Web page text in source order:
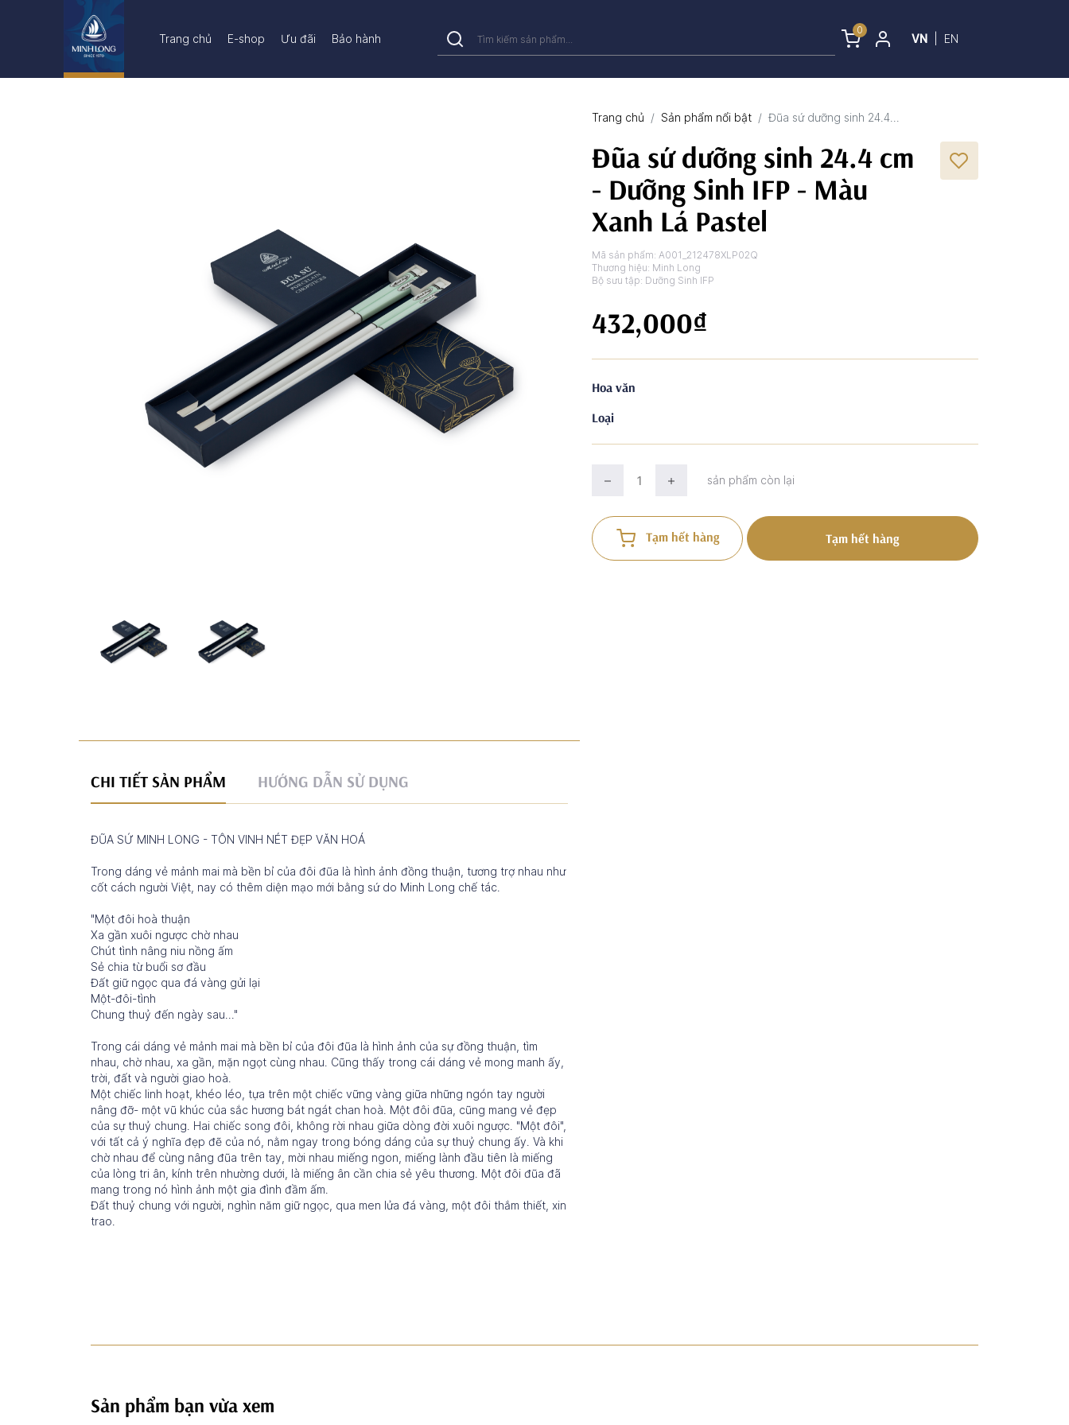
Trang chủ E-shop Ưu đãi Bảo hành
0
VN EN
Trang chủ Sản phẩm nổi bật Đũa sứ dưỡng sinh 24.4...
Đũa sứ dưỡng sinh 24.4 cm
- Dưỡng Sinh IFP - Màu
Xanh Lá Pastel
Mã sản phẩm:A001_212478XLP02Q
Thương hiệu: Minh Long
Bộ sưu tập: Dưỡng Sinh IFP
432,000₫
Hoa văn
Loại
sản phẩm còn lại
Tạm hết hàng Tạm hết hàng
CHI TIẾT SẢN PHẨM HƯỚNG DẪN SỬ DỤNG
ĐŨA SỨ MINH LONG - TÔN VINH NÉT ĐẸP VĂN HOÁ
Trong dáng vẻ mảnh mai mà bền bỉ của đôi đũa là hình ảnh đồng thuận, tương trợ nhau như
cốt cách người Việt, nay có thêm diện mạo mới bằng sứ do Minh Long chế tác.
"Một đôi hoà thuận
Xa gần xuôi ngược chờ nhau
Chút tình nâng niu nồng ấm
Sẻ chia từ buổi sơ đầu
Đất giữ ngọc qua đá vàng gửi lại
Một-đôi-tình
Chung thuỷ đến ngày sau..."
Trong cái dáng vẻ mảnh mai mà bền bỉ của đôi đũa là hình ảnh của sự đồng thuận, tìm
nhau, chờ nhau, xa gần, mặn ngọt cùng nhau. Cũng thấy trong cái dáng vẻ mong manh ấy,
trời, đất và người giao hoà.
Một chiếc linh hoạt, khéo léo, tựa trên một chiếc vững vàng giữa những ngón tay người
nâng đỡ- một vũ khúc của sắc hương bát ngát chan hoà. Một đôi đũa, cũng mang vẻ đẹp
của sự thuỷ chung. Hai chiếc song đôi, không rời nhau giữa dòng đời xuôi ngược. "Một đôi",
với tất cả ý nghĩa đẹp đẽ của nó, nằm ngay trong bóng dáng của sự thuỷ chung ấy. Và khi
chờ nhau để cùng nâng đũa trên tay, mời nhau miếng ngon, miếng lành đầu tiên là miếng
của lòng tri ân, kính trên nhường dưới, là miếng ân cần chia sẻ yêu thương. Một đôi đũa đã
mang trong nó hình ảnh một gia đình đầm ấm.
Đất thuỷ chung với người, nghìn năm giữ ngọc, qua men lửa đá vàng, một đôi thắm thiết, xin
trao.
Sản phẩm bạn vừa xem